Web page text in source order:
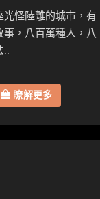
光怪陸離的城市，有
事，八百萬種人，八
..
瞭解更多